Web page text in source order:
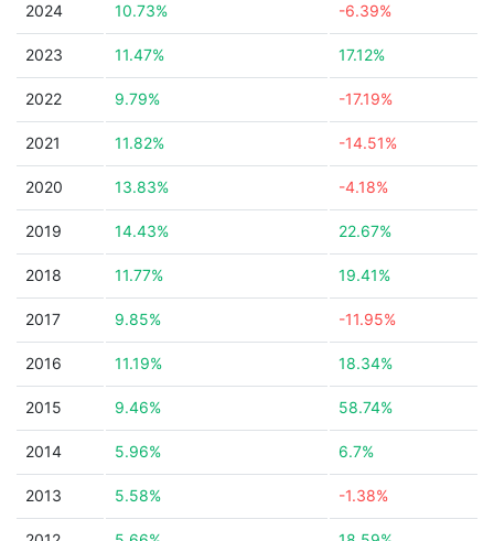
2024 10.73% -6.39%
2023 11.47% 17.12%
2022 9.79% -17.19%
2021 11.82% -14.51%
2020 13.83% -4.18%
2019 14.43% 22.67%
2018 11.77% 19.41%
2017 9.85% -11.95%
2016 11.19% 18.34%
2015 9.46% 58.74%
2014 5.96% 6.7%
2013 5.58% -1.38%